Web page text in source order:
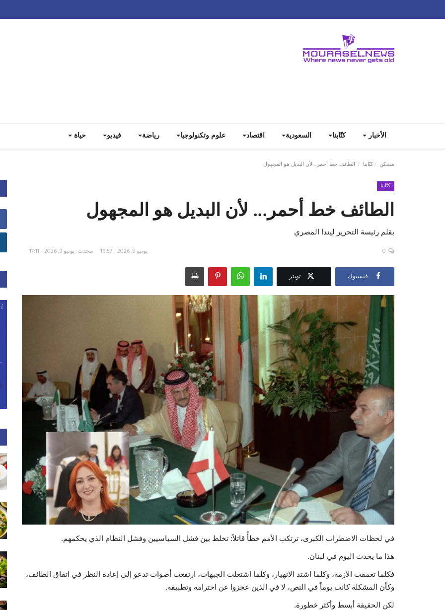
الأخبار كتّابنا السعودية اقتصاد علوم وتكنولوجيا رياضة فيديو حياة
مسكن كتّابنا الطائف خط أحمر... لأن البديل هو المجهول
كتّابنا
الطائف خط أحمر... لأن البديل هو المجهول
بقلم رئيسة التحرير ليندا المصري
يونيو 9, 2026 - 16:57 محدث: يونيو 9, 2026 - 17:11 0
فيسبوك تويتر
في لحظات الاضطراب الكبرى، ترتكب الأمم خطأً قاتلاً: تخلط بين فشل السياسيين وفشل النظام الذي يحكمهم.
هذا ما يحدث اليوم في لبنان.
فكلما تعمقت الأزمة، وكلما اشتد الانهيار، وكلما اشتعلت الجبهات، ارتفعت أصوات تدعو إلى إعادة النظر في اتفاق الطائف،
وكأن المشكلة كانت يوماً في النص، لا في الذين عجزوا عن احترامه وتطبيقه.
لكن الحقيقة أبسط وأكثر خطورة.